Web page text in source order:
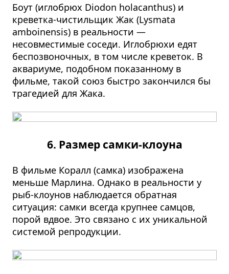
Боут (иглобрюх Diodon holacanthus) и
креветка-чистильщик Жак (Lysmata
amboinensis) в реальности —
несовместимые соседи. Иглобрюхи едят
беспозвоночных, в том числе креветок. В
аквариуме, подобном показанному в
фильме, такой союз быстро закончился бы
трагедией для Жака.
6. Размер самки-клоуна
В фильме Коралл (самка) изображена
меньше Марлина. Однако в реальности у
рыб-клоунов наблюдается обратная
ситуация: самки всегда крупнее самцов,
порой вдвое. Это связано с их уникальной
системой репродукции.